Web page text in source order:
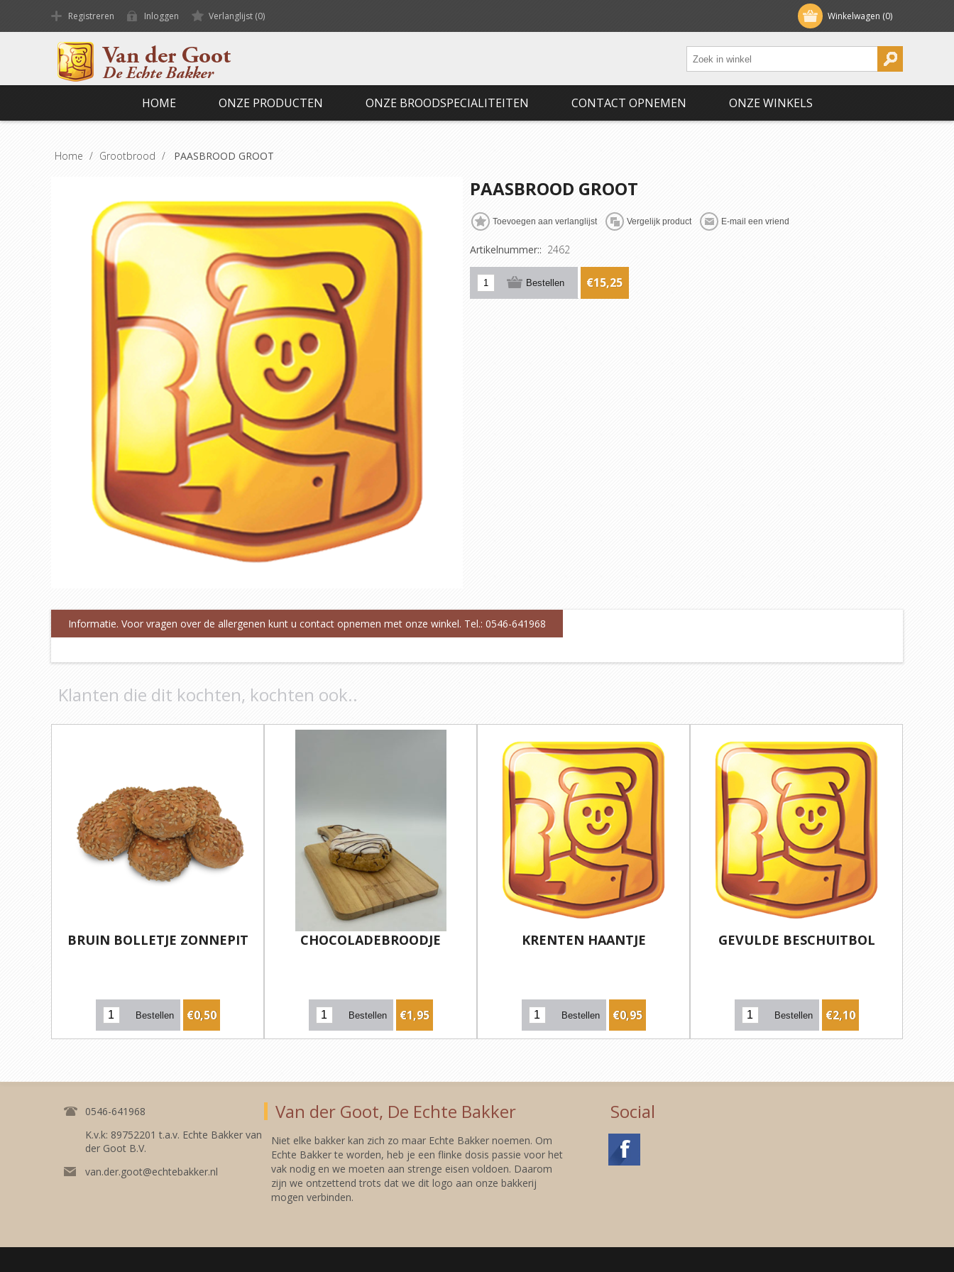
Winkelwagen (0)
Registreren Inloggen Verlanglijst (0)
HOME ONZE PRODUCTEN ONZE BROODSPECIALITEITEN CONTACT OPNEMEN ONZE WINKELS
Home / Grootbrood / PAASBROOD GROOT
PAASBROOD GROOT
Artikelnummer:: 2462
€15,25
Informatie. Voor vragen over de allergenen kunt u contact opnemen met onze winkel. Tel.: 0546-641968
Klanten die dit kochten, kochten ook..
BRUIN BOLLETJE ZONNEPIT
€0,50
CHOCOLADEBROODJE
€1,95
KRENTEN HAANTJE
€0,95
GEVULDE BESCHUITBOL
€2,10
0546-641968
K.v.k: 89752201 t.a.v. Echte Bakker van
der Goot B.V.
van.der.goot@echtebakker.nl
Van der Goot, De Echte Bakker
Niet elke bakker kan zich zo maar Echte Bakker noemen. Om
Echte Bakker te worden, heb je een flinke dosis passie voor het
vak nodig en we moeten aan strenge eisen voldoen. Daarom
zijn we ontzettend trots dat we dit logo aan onze bakkerij
mogen verbinden.
Social